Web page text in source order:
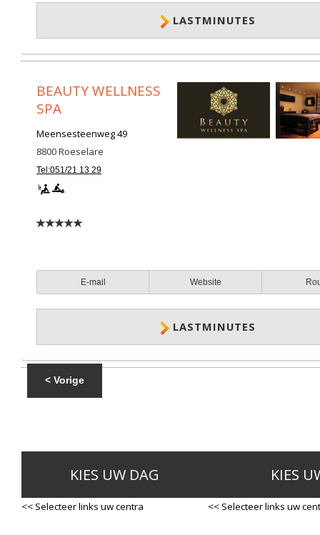
LASTMINUTES
BEAUTY WELLNESS
SPA
Meensesteenweg 49
8800Roeselare
Tel:051/21 13 29
E-mail Website
LASTMINUTES
< Vorige
KIES UW DAG
<< Selecteer links uw centra
KIES
<< Selecteer links uw